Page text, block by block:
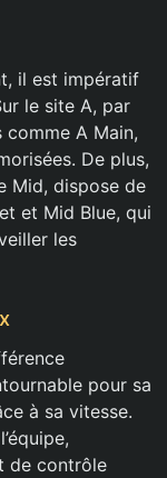
il est impératif
le site A, par
A Main,
De plus,
Mid, dispose de
et Mid Blue, qui
les
pour sa
à sa vitesse.
de contrôle